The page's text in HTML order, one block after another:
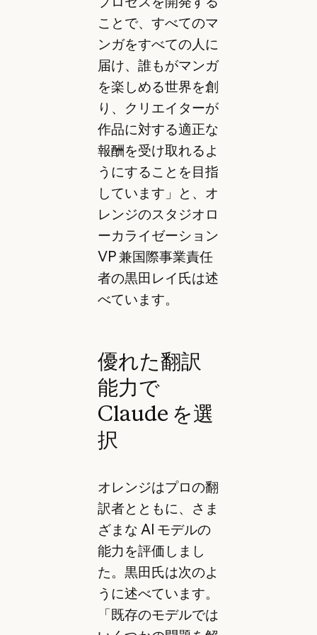
ことで、すべてのマ
ンガをすべての人に
届け、誰もがマンガ
を楽しめる世界を創
り、クリエイターが
作品に対する適正な
報酬を受け取れるよ
うにすることを目指
しています」と、オ
レンジのスタジオロ
ーカライゼーション
VP 兼国際事業責任
者の黒田レイ氏は述
べています。
優れた翻訳
能力で
Claude を選
択
オレンジはプロの翻
訳者とともに、さま
ざまな AI モデルの
能力を評価しまし
た。黒田氏は次のよ
うに述べています。
「既存のモデルでは